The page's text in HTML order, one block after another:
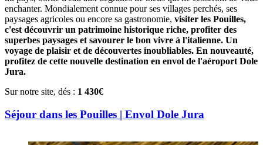
enchanter. Mondialement connue pour ses villages perchés, ses
paysages agricoles ou encore sa gastronomie, visiter les Pouilles,
c'est découvrir un patrimoine historique riche, profiter des
superbes paysages et savourer le bon vivre à l'italienne. Un
voyage de plaisir et de découvertes inoubliables. En nouveauté,
profitez de cette nouvelle destination en envol de l'aéroport Dole
Jura.
Sur notre site, dés : 1 430€
Séjour dans les Pouilles | Envol Dole Jura